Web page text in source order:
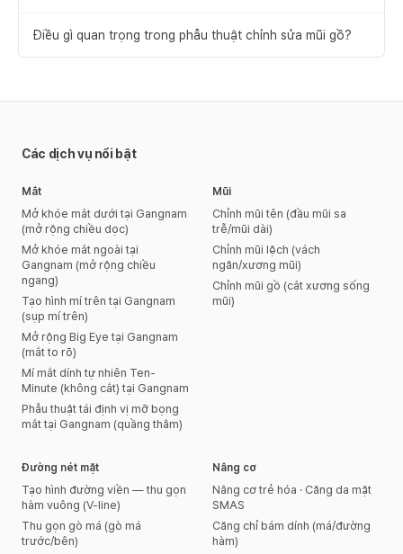
Điều gì quan trọng trong phẫu thuật chỉnh sửa mũi gồ?
Các dịch vụ nổi bật
Mắt
Mở khóe mắt dưới tại Gangnam
(mở rộng chiều dọc)
Mở khóe mắt ngoài tại
Gangnam (mở rộng chiều
ngang)
Tạo hình mí trên tại Gangnam
(sụp mí trên)
Mở rộng Big Eye tại Gangnam
(mắt to rõ)
Mí mắt dính tự nhiên Ten-
Minute (không cắt) tại Gangnam
Phẫu thuật tái định vị mỡ bọng
mắt tại Gangnam (quầng thâm)
Mũi
Chỉnh mũi tên (đầu mũi sa
trễ/mũi dài)
Chỉnh mũi lệch (vách
ngăn/xương mũi)
Chỉnh mũi gồ (cắt xương sống
mũi)
Đường nét mặt
Tạo hình đường viền — thu gọn
hàm vuông (V-line)
Thu gọn gò má (gò má
trước/bên)
Nâng cơ
Nâng cơ trẻ hóa · Căng da mặt
SMAS
Căng chỉ bám dính (má/đường
hàm)